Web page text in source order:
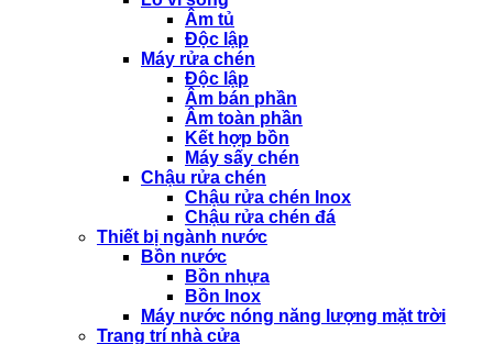
Âm tủ
Độc lập
Máy rửa chén
Độc lập
Âm bán phần
Âm toàn phần
Kết hợp bồn
Máy sấy chén
Chậu rửa chén
Chậu rửa chén Inox
Chậu rửa chén đá
Thiết bị ngành nước
Bồn nước
Bồn nhựa
Bồn Inox
Máy nước nóng năng lượng mặt trời
Trang trí nhà cửa